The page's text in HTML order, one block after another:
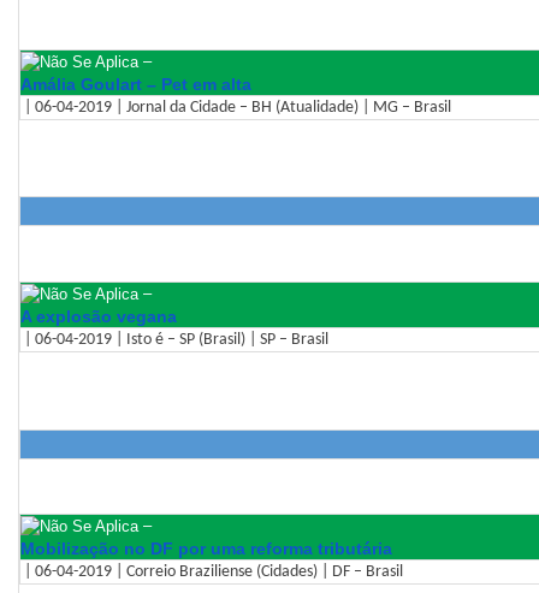
–
Amália Goulart – Pet em alta
| 06-04-2019 | Jornal da Cidade – BH (Atualidade) | MG – Brasil
–
A explosão vegana
| 06-04-2019 | Isto é – SP (Brasil) | SP – Brasil
–
Mobilização no DF por uma reforma tributária
| 06-04-2019 | Correio Braziliense (Cidades) | DF – Brasil